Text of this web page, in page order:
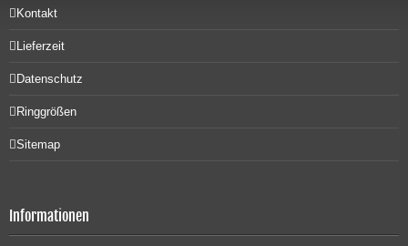
Kontakt
Lieferzeit
Datenschutz
Ringgrößen
Sitemap
Informationen